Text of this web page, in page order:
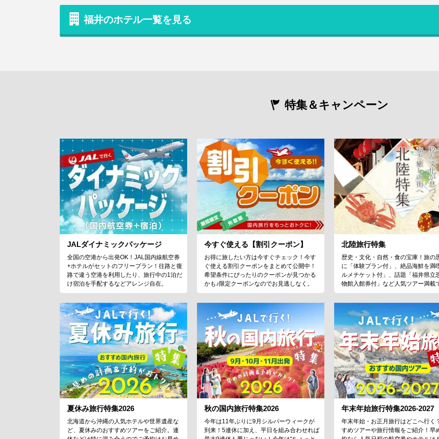
福井のホテル一覧を見る
特集＆キャンペーン
JALダイナミックパッケージ
全国の空港から出発OK！JAL国内線航空券
+ホテルがセットのフリープラン！往路と復
路で違う空港を利用したり、旅行中の1泊だ
け宿泊を手配するなどアレンジ自在。
今すぐ使える【割引クーポン】
お得に旅したい方は今すぐチェック！今す
ぐ使える割引クーポンをまとめて公開中！
希望条件にぴったりのクーポンが見つかる
かも♪限定クーポンなのでお見逃しなく。
北陸旅行特集
歴史・文化・自然・食の宝庫！旅の
に「体験プラン付」、絶品海鮮を満
ルメチケット付」、話題「福井県立
物館入館券付」など人気ツアー満載
夏休み旅行特集2026
北海道から沖縄の人気ホテルや世界遺産な
ど、夏休みのおすすめツアーをご紹介。連
秋の国内旅行特集2026
今年は11年ぶりに9月シルバーウィークが
到来！5連休に加え、平日を組み合わせれば
年末年始旅行特集2026-2027
年末年始・お正月旅行はどこへ行く
すめツアーや旅行情報をご紹介！早